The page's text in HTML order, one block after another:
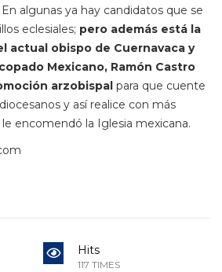
En algunas ya hay candidatos que se
eclesiales; pero además está la
actual obispo de Cuernavaca y
Mexicano, Ramón Castro
arzobispal para que cuente
y así realice con más
encomendó la Iglesia mexicana.
Hits
117 TIMES